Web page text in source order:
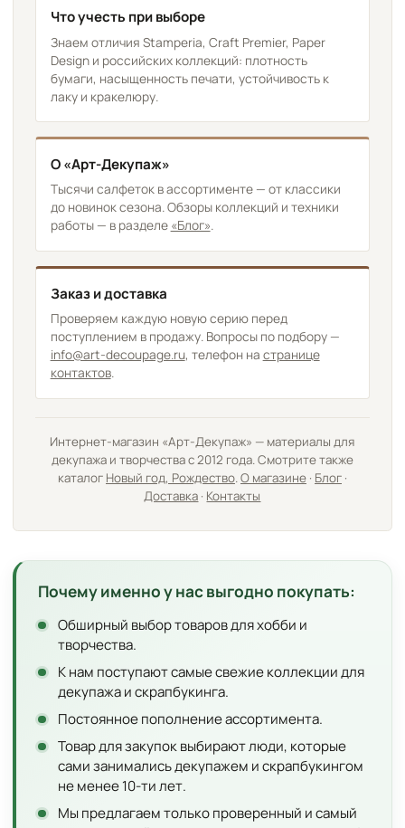
Что учесть при выборе
Знаем отличия Stamperia, Craft Premier, Paper
Design и российских коллекций: плотность
бумаги, насыщенность печати, устойчивость к
лаку и кракелюру.
О «Арт-Декупаж»
Тысячи салфеток в ассортименте — от классики
до новинок сезона. Обзоры коллекций и техники
работы — в разделе «Блог».
Заказ и доставка
Проверяем каждую новую серию перед
поступлением в продажу. Вопросы по подбору —
info@art-decoupage.ru, телефон на странице
контактов.
Интернет-магазин «Арт-Декупаж» — материалы для
декупажа и творчества с 2012 года. Смотрите также
каталог Новый год, Рождество.О магазине· Блог·
Доставка · Контакты
Почему именно у нас выгодно покупать:
Обширный выбор товаров для хобби и
творчества.
К нам поступают самые свежие коллекции для
декупажа и скрапбукинга.
Постоянное пополнение ассортимента.
Товар для закупок выбирают люди, которые
сами занимались декупажем и скрапбукингом
не менее 10-ти лет.
Мы предлагаем только проверенный и самый